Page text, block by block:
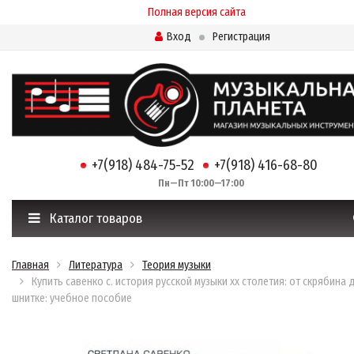
Полная версия сайта
Вход
Регистрация
+7(918) 484-75-52 +7(918) 416-68-80
Пн—Пт 10:00—17:00
Каталог товаров
Главная Литература
Теория музыки
Купить савенко с. история русской музыки хх столетия: от скрябина
шнитке: учебное пособие